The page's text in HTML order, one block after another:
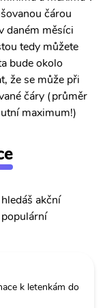
čárou
daném měsíci
tedy můžete
bude okolo
že se může při
čáry (průměr
maximum!)
akční
k letenkám do